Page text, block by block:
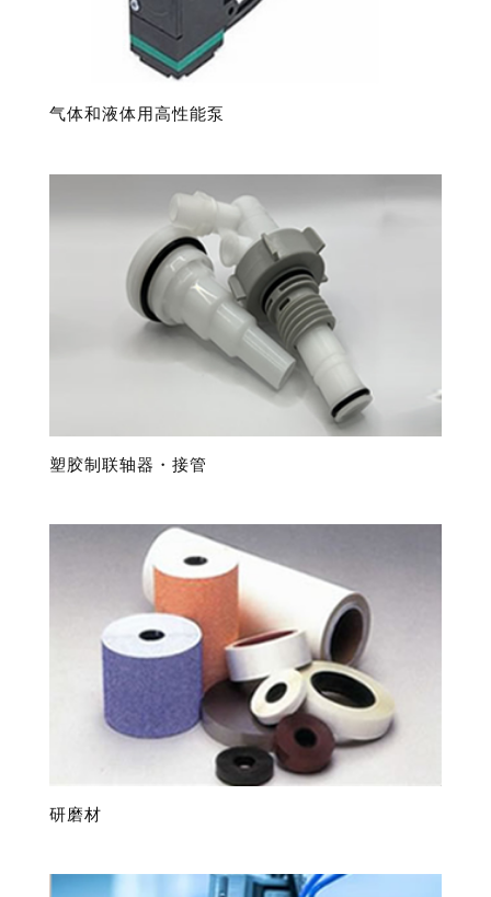
气体和液体用高性能泵
塑胶制联轴器・接管
研磨材